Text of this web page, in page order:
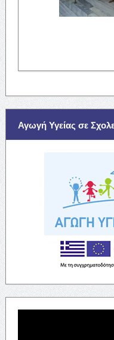
Αγωγή Υγείας σε